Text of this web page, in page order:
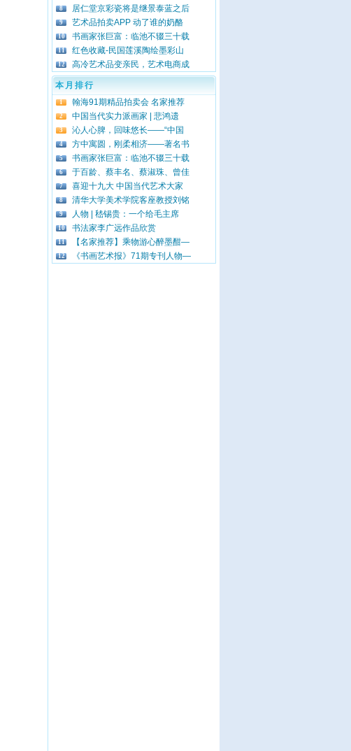
8 居仁堂京彩瓷将是继景泰蓝之后
9 艺术品拍卖APP 动了谁的奶酪
10 书画家张巨富：临池不辍三十载
11 红色收藏-民国莲溪陶绘墨彩山
12 高冷艺术品变亲民，艺术电商成
本月排行
1 翰海91期精品拍卖会 名家推荐
2 中国当代实力派画家 | 悲鸿遗
3 沁人心脾，回味悠长——“中国
4 方中寓圆，刚柔相济——著名书
5 书画家张巨富：临池不辍三十载
6 于百龄、蔡丰名、蔡淑珠、曾佳
7 喜迎十九大 中国当代艺术大家
8 清华大学美术学院客座教授刘铭
9 人物 | 嵇锡贵：一个给毛主席
10 书法家李广远作品欣赏
11 【名家推荐】乘物游心醉墨酣—
12 《书画艺术报》71期专刊人物—